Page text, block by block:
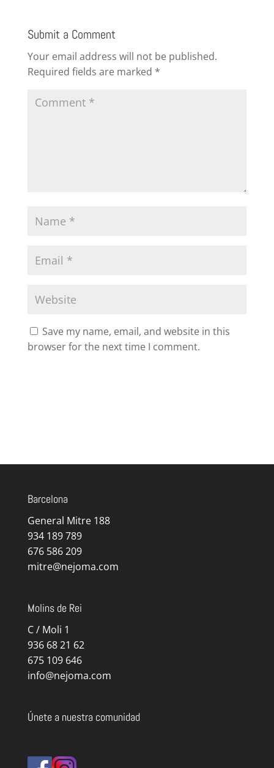
Submit a Comment
Your email address will not be published.
Required fields are marked *
Save my name, email, and website in this
browser for the next time I comment.
Barcelona
General Mitre 188
934 189 789
676 586 209
mitre@nejoma.com
Molins de Rei
C / Moli 1
936 68 21 62
675 109 646
info@nejoma.com
Únete a nuestra comunidad